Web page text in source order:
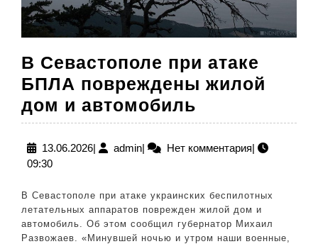
В Севастополе при атаке
БПЛА повреждены жилой
дом и автомобиль
Севастополе
при
БПЛА
повреждены
жилой
13.06.202613.06.2026
| adminadmin
| Нет комментария|
09:30
В Севастополе при атаке украинских беспилотных
летательных аппаратов поврежден жилой дом и
автомобиль. Об этом сообщил губернатор Михаил
Развожаев. «Минувшей ночью и утром наши военные,